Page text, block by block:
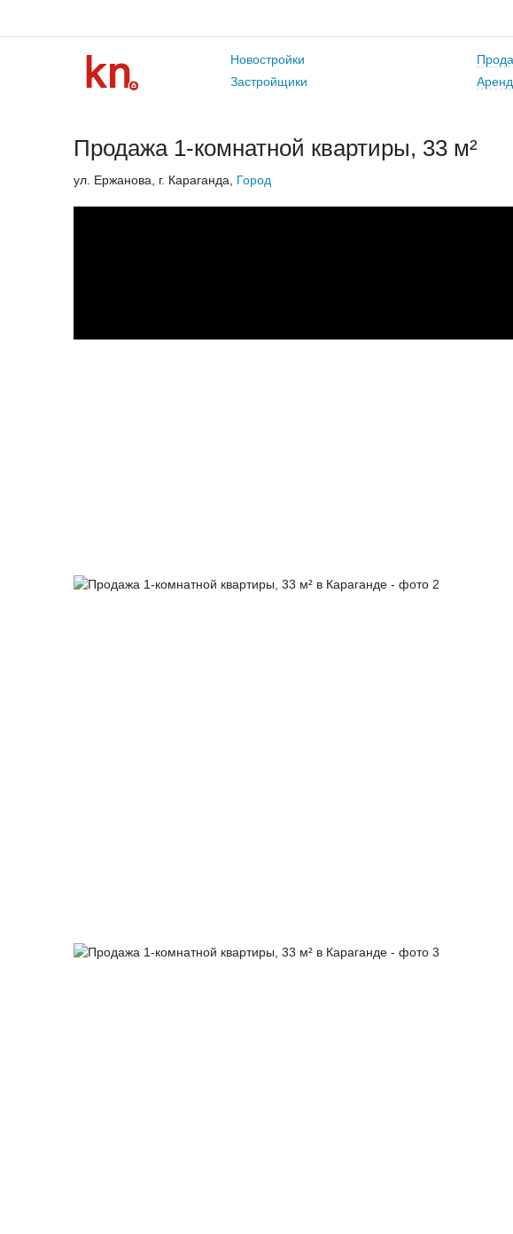
Новостройки
Застройщики
Продажа 1-комнатной квартиры, 33 м²
ул. Ержанова, г. Караганда, Город